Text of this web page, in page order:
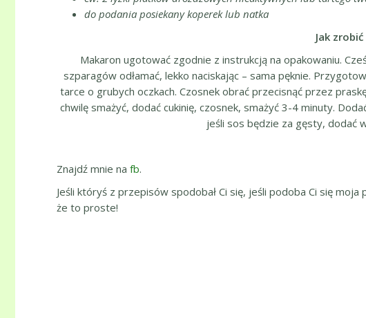
do podania posiekany koperek lub natka
Jak
Makaron ugotować zgodnie z instrukcją na opakowaniu.
szparagów odłamać, lekko naciskając – sama pęknie.
tarce o grubych oczkach. Czosnek obrać przecisnąć przez
chwilę smażyć, dodać cukinię, czosnek, smażyć 3-4 minuty.
jeśli sos będzie za gęsty, dodać
Znajdź mnie na fb.
Jeśli któryś z przepisów spodobał Ci się, jeśli podoba Ci się
że to proste!